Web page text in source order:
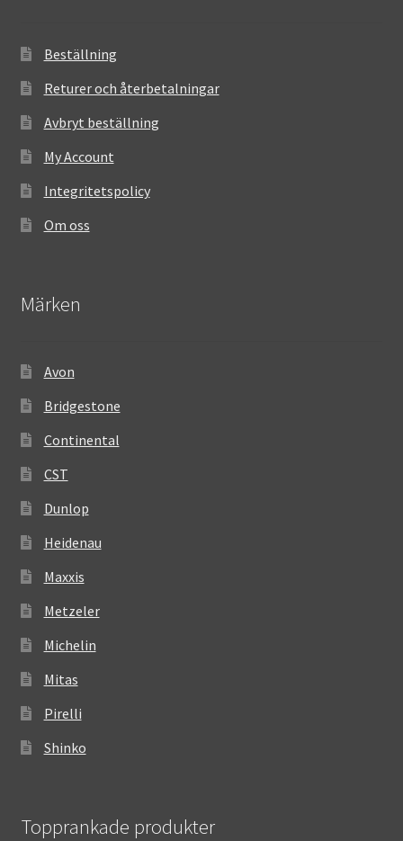
Beställning
Returer och återbetalningar
Avbryt beställning
My Account
Integritetspolicy
Om oss
Märken
Avon
Bridgestone
Continental
CST
Dunlop
Heidenau
Maxxis
Metzeler
Michelin
Mitas
Pirelli
Shinko
Topprankade produkter